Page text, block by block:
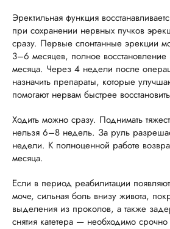
Эректильная функция
при сохранении нервных пучков
сразу. Первые спонтанные эрекции
3–6 месяцев, полное
месяца. Через 4 недели после
назначить препараты, которые
помогают нервам быстрее
Ходить можно сразу. Поднимать
нельзя 6–8 недель. За руль
недели. К полноценной работе
месяца.
Если в период реабилитации
моче, сильная боль внизу живота,
выделения из проколов, а также
снятия катетера — необходимо срочно